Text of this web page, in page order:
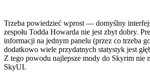
Trzeba powiedzieć wprost — domyślny
zespołu Todda Howarda nie jest zbyt dobry.
informacji na jednym panelu (przez co trzeba
dodatkowo wiele przydatnych statystyk jest
Z tego powodu najlepsze mody do Skyrim nie
SkyUI.